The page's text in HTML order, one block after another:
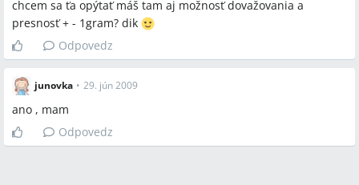
chcem sa ťa opýtať máš tam aj možnosť dovažovania a
presnosť + - 1gram? dik
Odpovedz
junovka • 29. jún 2009
ano , mam
Odpovedz